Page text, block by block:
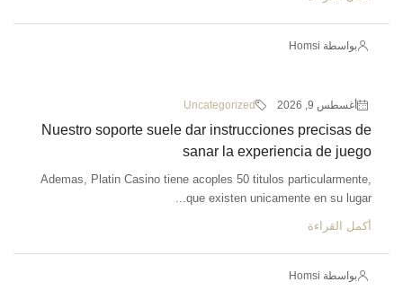
بواسطة Homsi
أغسطس 9, 2026 Uncategorized
Nuestro soporte suele dar instrucciones precisas de
sanar la experiencia de juego
Ademas, Platin Casino tiene acoples 50 titulos particularmente,
que existen unicamente en su lugar...
أكمل القراءة
بواسطة Homsi